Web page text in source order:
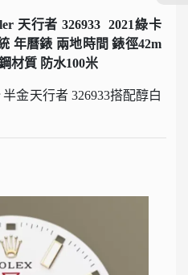
天行者 326933 2021綠卡
年曆錶 兩地時間 錶徑42m
材質 防水100米
金天行者 326933搭配醇白